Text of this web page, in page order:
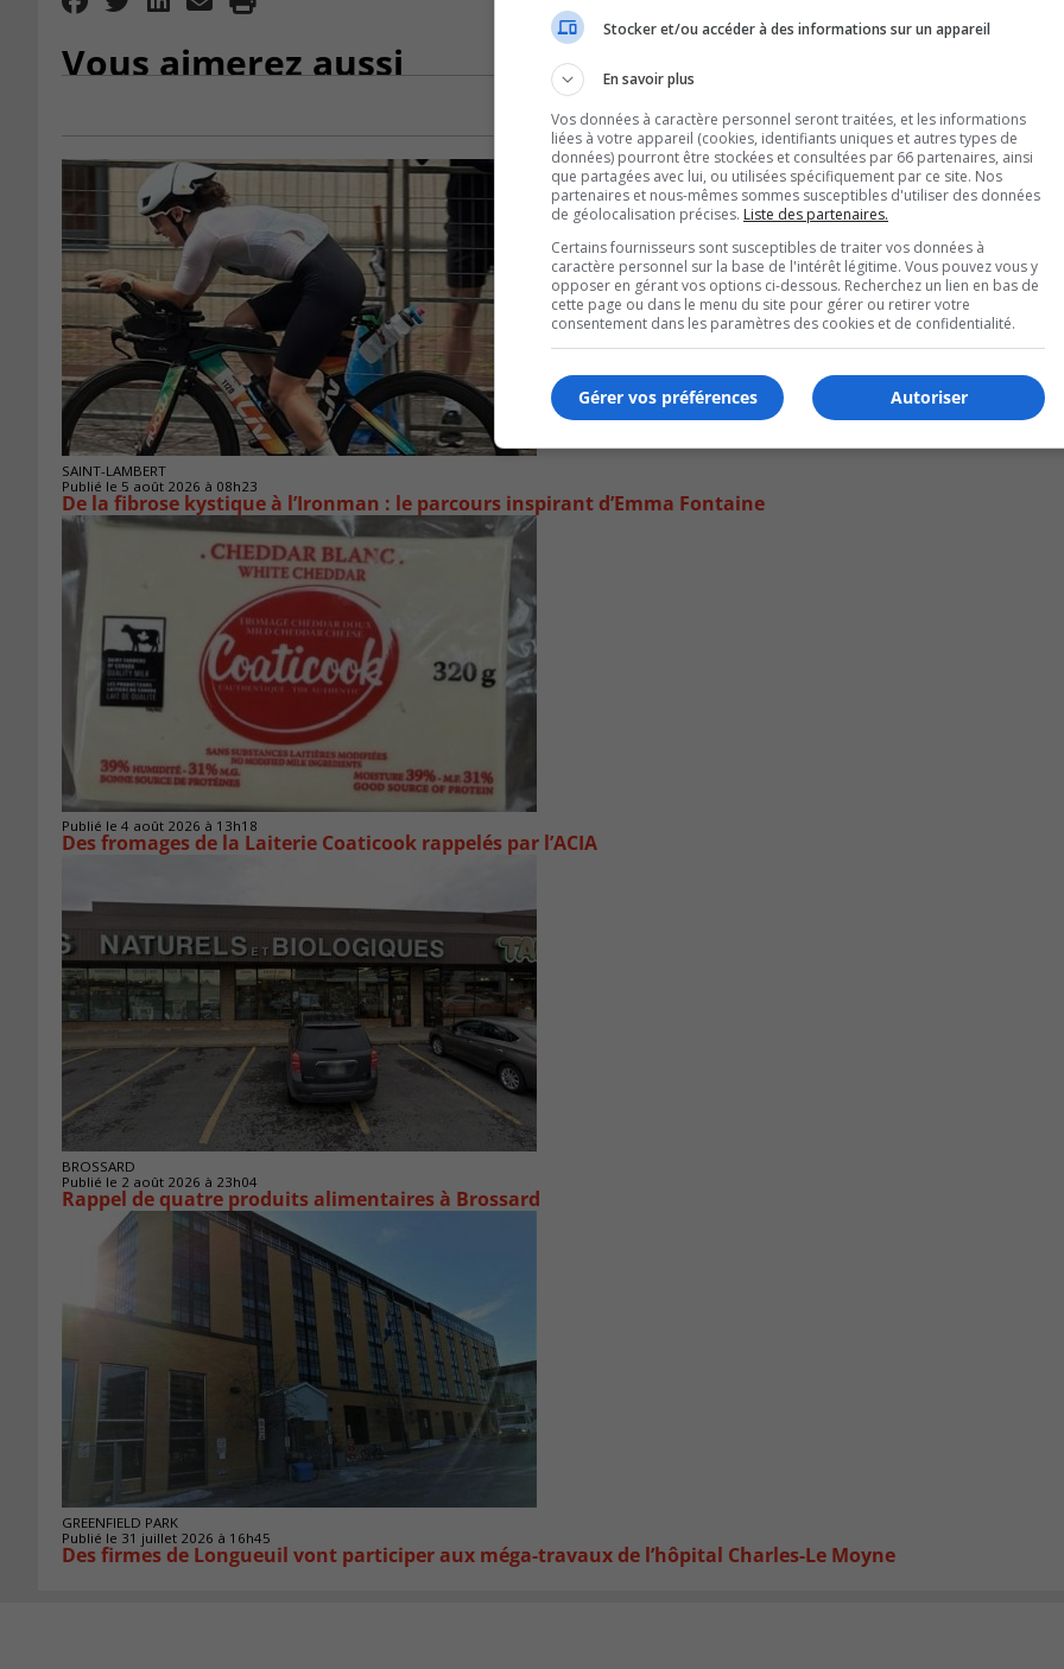
Vous aimerez aussi
SAINT-LAMBERT
Publié le 5 août 2026 à 08h23
De la fibrose kystique à l’Ironman : le parcours inspirant d’Emma Fontaine
Publié le 4 août 2026 à 13h18
Des fromages de la Laiterie Coaticook rappelés par l’ACIA
BROSSARD
Publié le 2 août 2026 à 23h04
Rappel de quatre produits alimentaires à Brossard
GREENFIELD PARK
Publié le 31 juillet 2026 à 16h45
Des firmes de Longueuil vont participer aux méga-travaux de l’hôpital Charles-Le Moyne
Stocker et/ou accéder à des informations sur un appareil
En savoir plus
Vos données à caractère personnel seront traitées, et les informations
liées à votre appareil (cookies, identifiants uniques et autres types de
données) pourront être stockées et consultées par 66 partenaires, ainsi
que partagées avec lui, ou utilisées spécifiquement par ce site. Nos
partenaires et nous-mêmes sommes susceptibles d'utiliser des données
de géolocalisation précises. Liste des partenaires.
Certains fournisseurs sont susceptibles de traiter vos données à
caractère personnel sur la base de l'intérêt légitime. Vous pouvez vous y
opposer en gérant vos options ci-dessous. Recherchez un lien en bas de
cette page ou dans le menu du site pour gérer ou retirer votre
consentement dans les paramètres des cookies et de confidentialité.
Autoriser
Gérer vos préférences